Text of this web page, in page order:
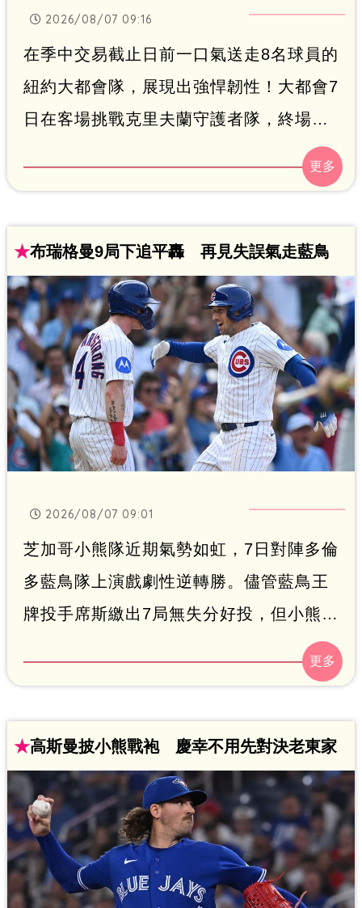
2026/08/07 09:16
在季中交易截止日前一口氣送走8名球員的
紐約大都會隊，展現出強悍韌性！大都會7
日在客場挑戰克里夫蘭守護者隊，終場以
13：6大勝，不僅收下交易截止日後的3連
勝，更在克里夫蘭主場完成3連戰橫掃。
★布瑞格曼9局下追平轟 再見失誤氣走藍鳥
2026/08/07 09:01
芝加哥小熊隊近期氣勢如虹，7日對陣多倫
多藍鳥隊上演戲劇性逆轉勝。儘管藍鳥王
牌投手席斯繳出7局無失分好投，但小熊在
九局下靠布瑞格曼擊出追平兩分砲，將戰
線逼入延長賽。最終十一局下半，藍鳥捕
四連勝。小熊近期11戰8勝，戰績67勝49
敗穩居國聯中區第二，季後賽席位漸趨穩
固。
★高斯曼披小熊戰袍 慶幸不用先對決老東家